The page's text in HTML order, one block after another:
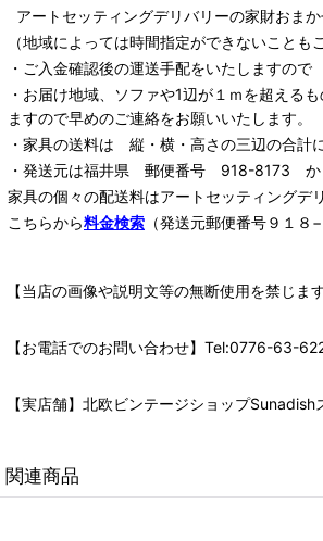
アートセッティングデリバリーの家財おま
（地域によっては時間指定ができないこと
・ご入金確認後の運送手配をいたしますの
・お届け地域、ソファや1辺が１ｍを超える
ますので早めのご連絡をお願いいたします。
・家具の送料は 縦・横・高さの三辺の合計
・発送元は福井県 郵便番号 918-8173 か
家具の個々の配送料はアートセッティングデ
こちらから料金検索 （発送元郵便番号９１８−
【当店の画像や説明文等の無断使用を禁じます
【お電話でのお問い合わせ】Tel:0776-63-
【実店舗】北欧ビンテージショップ
関連商品